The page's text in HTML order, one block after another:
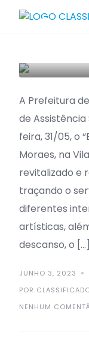
A Prefeitura
de
feira, 31/05, o
Moraes, na
revitalizado e
traçando o
diferentes
artísticas,
descanso, o […]
JUNHO 3, 2023
POR
NENHUM